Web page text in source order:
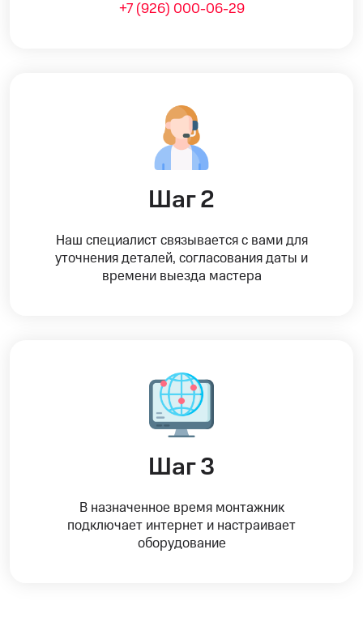
+7 (926) 000-06-29
Шаг 2
Наш специалист связывается с вами для
уточнения деталей, согласования даты и
времени выезда мастера
Шаг 3
В назначенное время монтажник
подключает интернет и настраивает
оборудование